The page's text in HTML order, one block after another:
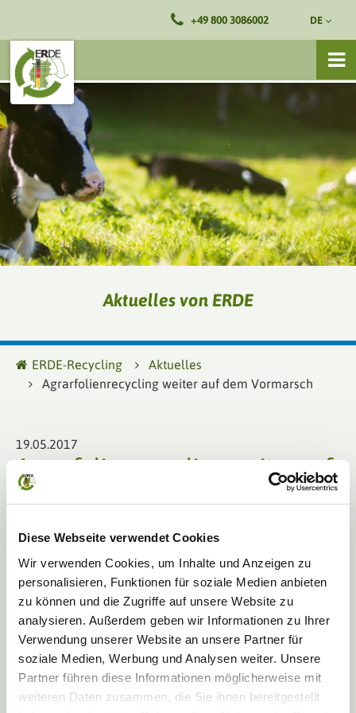
Diese Webseite verwendet Cookies
Wir verwenden Cookies, um Inhalte und Anzeigen zu
personalisieren, Funktionen für soziale Medien anbieten
zu können und die Zugriffe auf unsere Website zu
analysieren. Außerdem geben wir Informationen zu Ihrer
Verwendung unserer Website an unsere Partner für
soziale Medien, Werbung und Analysen weiter. Unsere
Partner führen diese Informationen möglicherweise mit
weiteren Daten zusammen, die Sie ihnen bereitgestellt
+49 800 3086002 DE
Aktuelles von ERDE
ERDE-Recycling
Aktuelles
Agrarfolienrecycling weiter auf dem Vormarsch
19.05.2017
Agrarfolienrecycling weiter auf
dem Vormarsch
(Erntekunststoffe Recycling Deutschland), konnte in seinem dritten
In der Sammelperiode 2016 wurden an 280 Stellen zu rund 300
Terminen insgesamt 5.412 Tonnen Agrarfolien zurückgenommen. Die
besenreinen Silo- und Stretchfolien konnten so einer sinnvollen
wurden durch die Sammlung im vergangenen Jahr 7.320 Tonnen CO2
eingespart – das entspricht der Menge von dem in rund 527.592 Bäumen
gebundenen Kohlendioxid.